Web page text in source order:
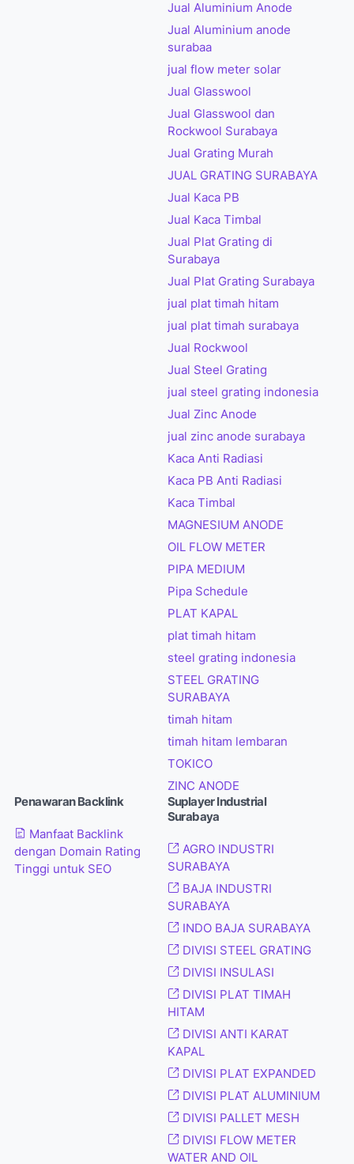
Jual Aluminium Anode
Jual Aluminium anode
surabaa
jual flow meter solar
Jual Glasswool
Jual Glasswool dan
Rockwool Surabaya
Jual Grating Murah
JUAL GRATING SURABAYA
Jual Kaca PB
Jual Kaca Timbal
Jual Plat Grating di
Surabaya
Jual Plat Grating Surabaya
jual plat timah hitam
jual plat timah surabaya
Jual Rockwool
Jual Steel Grating
jual steel grating indonesia
Jual Zinc Anode
jual zinc anode surabaya
Kaca Anti Radiasi
Kaca PB Anti Radiasi
Kaca Timbal
MAGNESIUM ANODE
OIL FLOW METER
PIPA MEDIUM
Pipa Schedule
PLAT KAPAL
plat timah hitam
steel grating indonesia
STEEL GRATING
SURABAYA
timah hitam
timah hitam lembaran
TOKICO
ZINC ANODE
Penawaran Backlink
Manfaat Backlink
dengan Domain Rating
Tinggi untuk SEO
Suplayer Industrial
Surabaya
AGRO INDUSTRI
SURABAYA
BAJA INDUSTRI
SURABAYA
INDO BAJA SURABAYA
DIVISI STEEL GRATING
DIVISI INSULASI
DIVISI PLAT TIMAH
HITAM
DIVISI ANTI KARAT
KAPAL
DIVISI PLAT EXPANDED
DIVISI PLAT ALUMINIUM
DIVISI PALLET MESH
DIVISI FLOW METER
WATER AND OIL